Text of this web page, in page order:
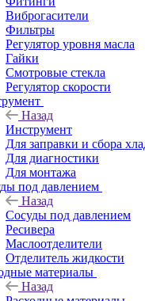
Виброгасители
Фильтры
Регулятор уровня масла
Гайки
Смотровые стекла
Регулятор скорости
Назад
Инструмент
Для заправки и сбора
Для диагностики
Для монтажа
под давлением
Назад
Сосуды под давлением
Ресивера
Маслоотделители
Отделитель жидкости
материалы
Назад